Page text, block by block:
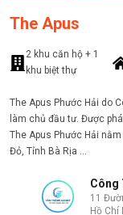
The Apus
2 khu căn hộ + 1
khu biệt thự
The Apus Phước Hải do
làm chủ đầu tư. Được
The Apus Phước Hải
Đỏ, Tỉnh Bà Rịa ...
Công
11
Hồ Chí